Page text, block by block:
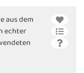
aus dem
echter